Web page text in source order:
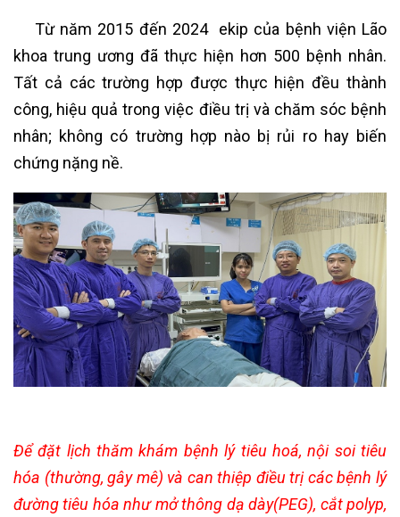
Từ năm 2015 đến 2024 ekip của bệnh viện Lão
khoa trung ương đã thực hiện hơn 500 bệnh nhân.
Tất cả các trường hợp được thực hiện đều thành
công, hiệu quả trong việc điều trị và chăm sóc bệnh
nhân; không có trường hợp nào bị rủi ro hay biến
chứng nặng nề.
Để đặt lịch thăm khám bệnh lý tiêu hoá, nội soi tiêu
hóa (thường, gây mê) và can thiệp điều trị các bệnh lý
đường tiêu hóa như mở thông dạ dày(PEG), cắt polyp,